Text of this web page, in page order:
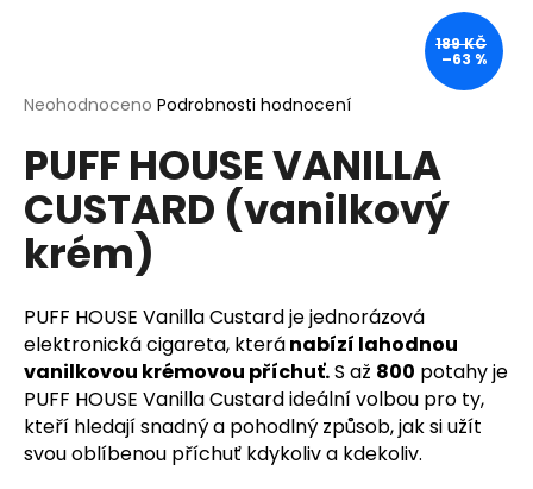
Průměrné
produktu
je
0,0
z
5
hvězdiček.
Neohodnoceno Podrobnosti hodnocení
PUFF HOUSE VANILLA
CUSTARD (vanilkový
krém)
PUFF HOUSE Vanilla Custard je jednorázová
elektronická cigareta, kteránabízí lahodnou
vanilkovou krémovou příchuť.S až 800 potahy je
PUFF HOUSE Vanilla Custard ideální volbou pro ty,
kteří hledají snadný a pohodlný způsob, jak si užít
svou oblíbenou příchuť kdykoliv a kdekoliv.
189 KČ
–63 %
í
t
?
D
o
p
o